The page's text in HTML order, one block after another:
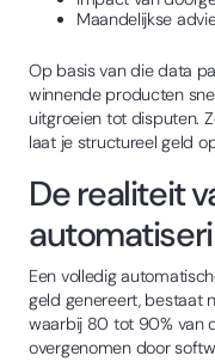
Maandelijkse
Op basis van die data
winnende producten
uitgroeien tot disputen.
laat je structureel geld
De realiteit
Een volledig
geld genereert, bestaat
waarbij 80 tot 90% van
overgenomen door